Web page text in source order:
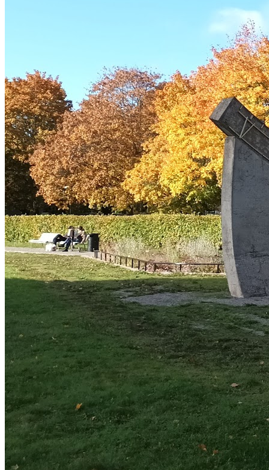
Solursgången 16, 162 65 Vällingby
Omdömen
Inga omdömen ännu.
Gå med i Föräldraledig.se!
Dela med dig av dina erfarenheter och hjälp andra föräldrar att
upptäcka aktiviteter.
Skriv recensionerDela dina erfarenheter
Kontakta föräldrarBygg ditt nätverk
Få rekommendationerUpptäck nya aktiviteter
Gå med i Föräldraledig.se Logga in
Är du ett företag som erbjuder aktiviteter?
Skapa företagskonto
Det är gratis och tar mindre än 2 minuter!
Fler aktiviteter som kan intressera dig